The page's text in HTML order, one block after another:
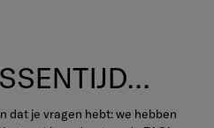
dat je vragen hebt: we hebben